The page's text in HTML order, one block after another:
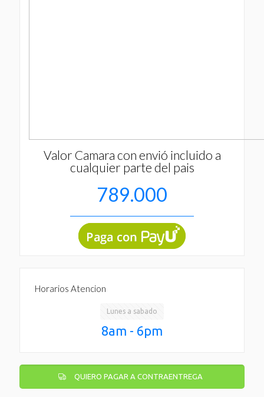
Valor Camara con envió incluido a
cualquier parte del pais
789.000
Horarios Atencion
Lunes a sabado
8am - 6pm
QUIERO PAGAR A CONTRAENTREGA